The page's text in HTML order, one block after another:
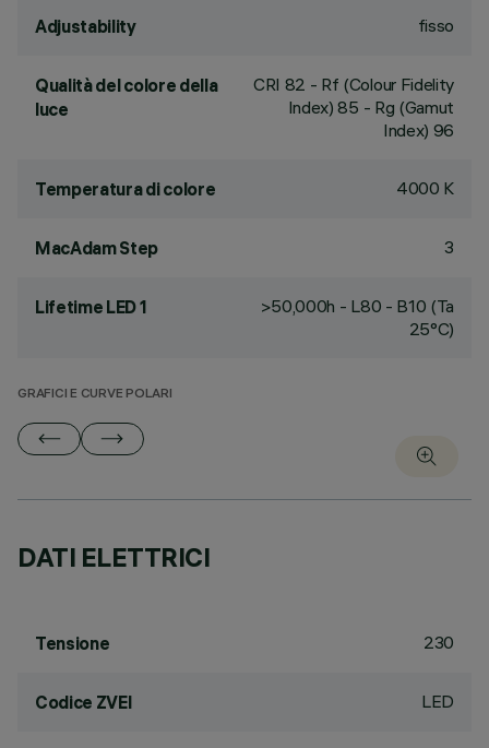
Adjustability fisso
Qualità del colore della
luce
CRI 82 - Rf (Colour Fidelity
Index) 85 - Rg (Gamut
Index) 96
Temperatura di colore 4000 K
MacAdam Step 3
Lifetime LED 1
>50,000h - L80 - B10 (Ta
25°C)
GRAFICI E CURVE POLARI
DATI ELETTRICI
Tensione 230
Codice ZVEI LED